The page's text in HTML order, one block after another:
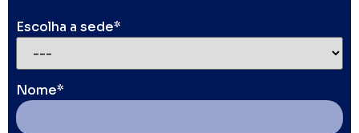
Escolha a sede*
Nome*